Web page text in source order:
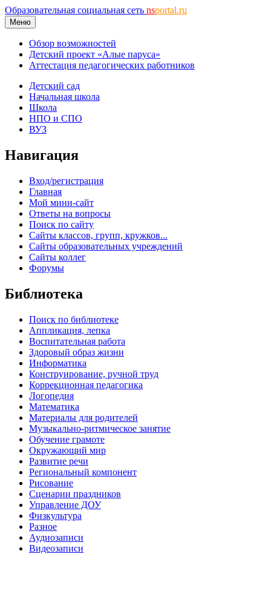
Образовательная социальная сеть nsportal.ru
Меню
Обзор возможностей
Детский проект «Алые паруса»
Аттестация педагогических работников
Детский сад
Начальная школа
Школа
НПО и СПО
ВУЗ
Навигация
Вход/регистрация
Главная
Мой мини-сайт
Ответы на вопросы
Поиск по сайту
Сайты классов, групп, кружков...
Сайты образовательных учреждений
Сайты коллег
Форумы
Библиотека
Поиск по библиотеке
Аппликация, лепка
Воспитательная работа
Здоровый образ жизни
Информатика
Конструирование, ручной труд
Коррекционная педагогика
Логопедия
Математика
Материалы для родителей
Музыкально-ритмическое занятие
Обучение грамоте
Окружающий мир
Развитие речи
Региональный компонент
Рисование
Сценарии праздников
Управление ДОУ
Физкультура
Разное
Аудиозаписи
Видеозаписи